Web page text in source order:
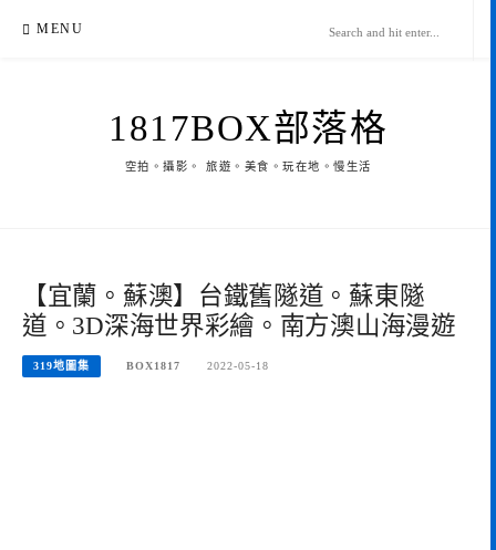
MENU
1817BOX部落格
空拍。攝影。 旅遊。美食。玩在地。慢生活
【宜蘭。蘇澳】台鐵舊隧道。蘇東隧
道。3D深海世界彩繪。南方澳山海漫遊
319地圖集 BOX1817 2022-05-18